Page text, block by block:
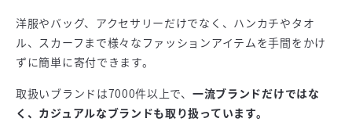
洋服やバッグ、アクセサリーだけでなく、ハンカチやタオ
ル、スカーフまで様々なファッションアイテムを手間をかけ
ずに簡単に寄付できます。
取扱いブランドは7000件以上で、 一流ブランドだけではな
く、カジュアルなブランドも取り扱っています。